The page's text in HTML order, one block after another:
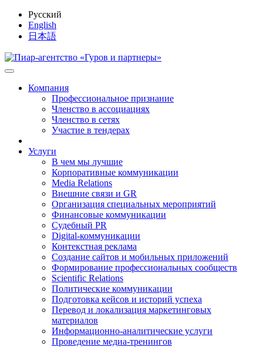
Русский
English
日本語
Компания
Профессиональное признание
Членство в ассоциациях
Членство в сетях
Участие в тендерах
Услуги
В чем мы лучшие
Корпоративные коммуникации
Media Relations
Внешние связи и GR
Организация специальных мероприятий
Финансовые коммуникации
Судебный PR
Digital-коммуникации
Контекстная реклама
Создание сайтов и мобильных приложений
Формирование профессиональных сообществ
Scientific Relations
Политические коммуникации
Подготовка кейсов и историй успеха
Перевод и локализация маркетинговых
материалов
Информационно-аналитические услуги
Проведение медиа-тренингов